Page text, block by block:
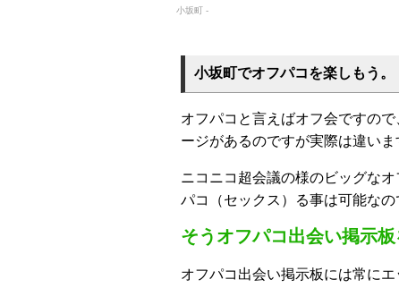
小坂町 -
小坂町でオフパコを楽しもう。
オフパコと言えばオフ会ですの
ージがあるのですが実際は違いま
ニコニコ超会議の様のビッグな
パコ（セックス）る事は可能なの
そうオフパコ出会い掲示板
オフパコ出会い掲示板には常に